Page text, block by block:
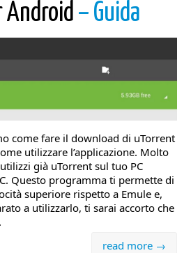
Android – Guida
come fare il download di uTorrent
utilizzare l’applicazione. Molto
già uTorrent sul tuo PC
Questo programma ti permette di
superiore rispetto a Emule e,
a utilizzarlo, ti sarai accorto che
read more →